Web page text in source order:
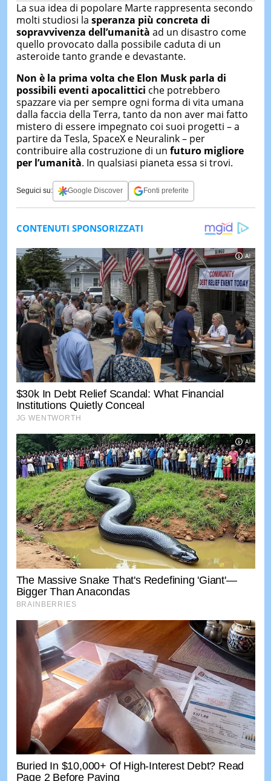
La sua idea di popolare Marte rappresenta secondo
molti studiosi la speranza più concreta di
sopravvivenza dell’umanità ad un disastro come
quello provocato dalla possibile caduta di un
asteroide tanto grande e devastante.
Non è la prima volta che Elon Musk parla di
possibili eventi apocalittici che potrebbero
spazzare via per sempre ogni forma di vita umana
dalla faccia della Terra, tanto da non aver mai fatto
mistero di essere impegnato coi suoi progetti – a
partire da Tesla, SpaceX e Neuralink – per
contribuire alla costruzione di un futuro migliore
per l’umanità. In qualsiasi pianeta essa si trovi.
Seguici su: Google Discover Fonti preferite